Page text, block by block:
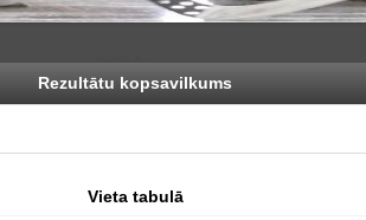
Rezultātu kopsavilkums
Vieta tabulā